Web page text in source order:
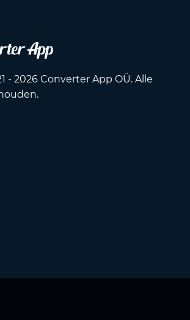
- 2026 Converter App OÜ. Alle